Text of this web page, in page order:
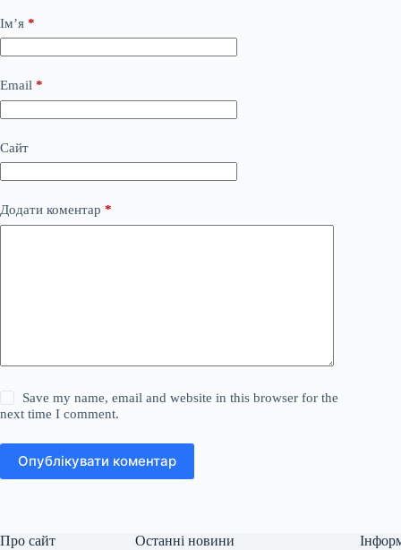
Ім’я *
Email *
Сайт
Додати коментар *
Save my name, email and website in this browser for the
next time I comment.
Опублікувати коментар
Про сайт Останні новини